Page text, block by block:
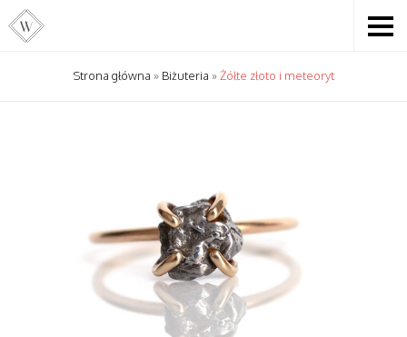
Strona główna » Biżuteria » Żółte złoto i meteoryt